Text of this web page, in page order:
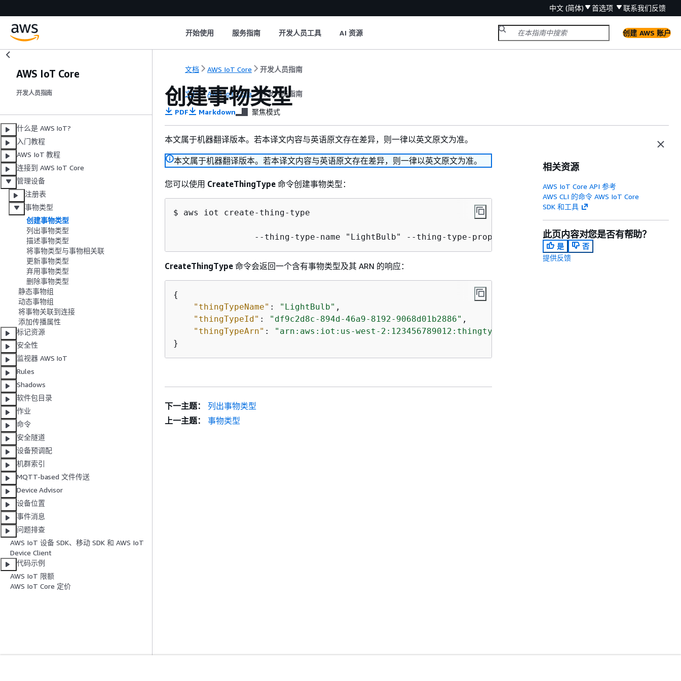
中文 (简体) 首选项 联系我们反馈
开始使用 服务指南 开发人员工具 AI 资源 创建 AWS 账户
AWS IoT Core
开发人员指南
什么是 AWS IoT?
入门教程
AWS IoT 教程
连接到 AWS IoT Core
管理设备
注册表
事物类型
创建事物类型
列出事物类型
描述事物类型
将事物类型与事物相关联
更新事物类型
弃用事物类型
删除事物类型
静态事物组
动态事物组
将事物关联到连接
添加传播属性
标记资源
安全性
监视器 AWS IoT
Rules
Shadows
软件包目录
作业
命令
安全隧道
设备预调配
机群索引
MQTT-based 文件传送
Device Advisor
设备位置
事件消息
问题排查
AWS IoT 设备 SDK、移动 SDK 和 AWS IoT
Device Client
代码示例
AWS IoT 限额
AWS IoT Core 定价
文档 AWS IoT Core 开发人员指南
文档 AWS IoT Core 开发人员指南
创建事物类型
PDF Markdown 聚焦模式
本文属于机器翻译版本。若本译文内容与英语原文存在差异，则一律以英文原文为准。
本文属于机器翻译版本。若本译文内容与英语原文存在差异，则一律以英文原文为准。
您可以使用 CreateThingType 命令创建事物类型：
$ aws iot create-thing-type
--thing-type-name "LightBulb" --thing-type-properties "thingTypeDescription=light
CreateThingType 命令会返回一个含有事物类型及其 ARN 的响应：
{
"thingTypeName" : "LightBulb" ,
"thingTypeId" : "df9c2d8c-894d-46a9-8192-9068d01b2886" ,
"thingTypeArn" :
"arn:aws:iot:us-west-2:123456789012:thingtype/LightBulb"
}
相关资源
AWS IoT Core API 参考
AWS CLI 的命令 AWS IoT Core
SDK 和工具
此页内容对您是否有帮助？
是
否
提供反馈
下一主题：
列出事物类型
上一主题：
事物类型